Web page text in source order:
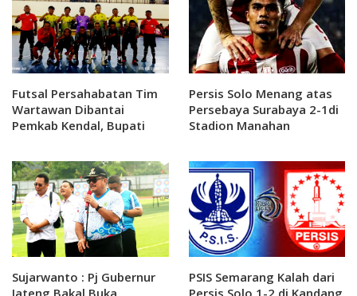
Futsal Persahabatan Tim
Wartawan Dibantai
Pemkab Kendal, Bupati
Persis Solo Menang atas
Persebaya Surabaya 2-1di
Stadion Manahan
Sujarwanto : Pj Gubernur
Jateng Bakal Buka
PSIS Semarang Kalah dari
Persis Solo 1-2 di Kandang